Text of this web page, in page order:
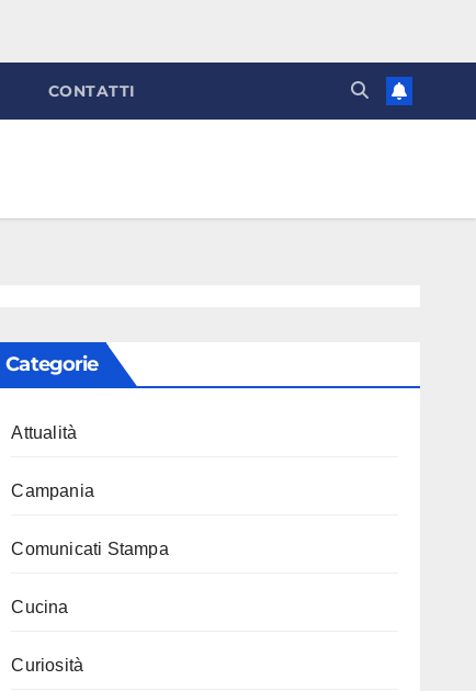
CONTATTI
Categorie
Attualità
Campania
Comunicati Stampa
Cucina
Curiosità